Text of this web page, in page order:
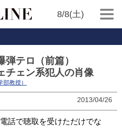
8/8(土)
テロ（前篇）
チェン系犯人の肖像
部教授）
2013/04/26
話で聴取を受けただけでな